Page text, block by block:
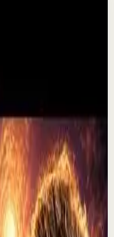
Por el Placer
video y sigue mi
mis estrenos. Si